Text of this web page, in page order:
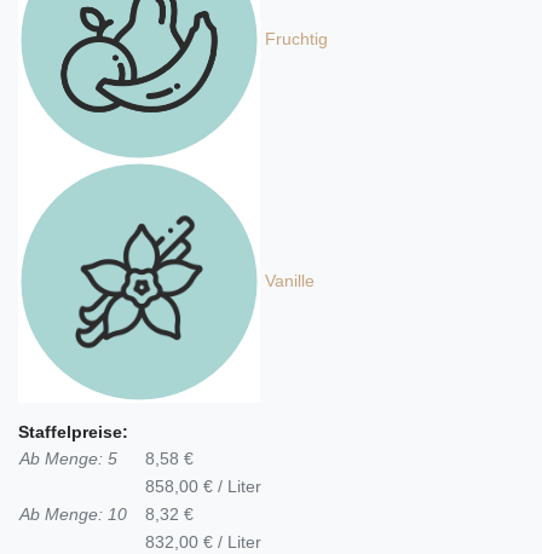
Fruchtig
Vanille
Staffelpreise:
Ab Menge: 5
8,58 €
858,00 € / Liter
Ab Menge: 10
8,32 €
832,00 € / Liter